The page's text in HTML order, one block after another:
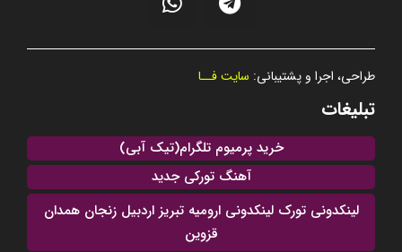
طراحی، اجرا و پشتیبانی: سایت فــا
تبلیغات
خرید پرمیوم تلگرام(تیک آبی)
آهنگ تورکی جدید
لینکدونی تورک لینکدونی ارومیه تبریز اردبیل زنجان همدان
قزوین